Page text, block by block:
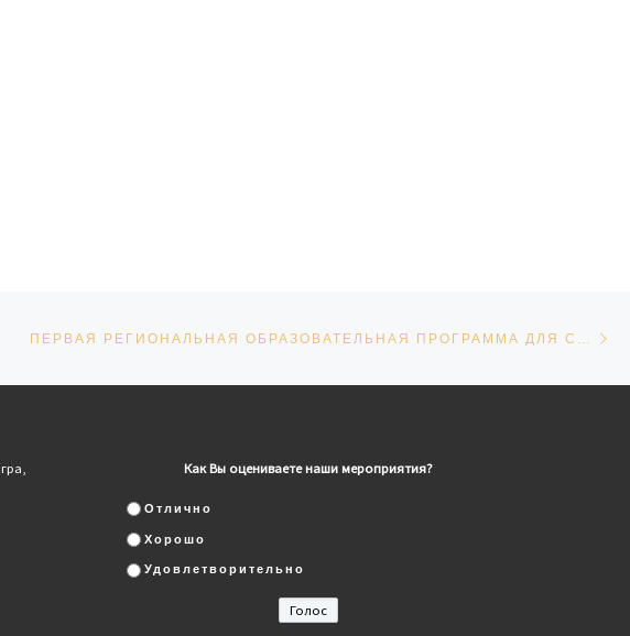
СПИСКУ ЗАПИСЕЙ
Как Вы оцениваете наши мероприятия?
Отлично
Хорошо
Удовлетворительно